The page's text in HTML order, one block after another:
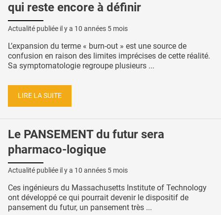
qui reste encore à définir
Actualité publiée il y a 10 années 5 mois
L’expansion du terme « burn-out » est une source de
confusion en raison des limites imprécises de cette réalité.
Sa symptomatologie regroupe plusieurs ...
LIRE LA SUITE
Le PANSEMENT du futur sera
pharmaco-logique
Actualité publiée il y a 10 années 5 mois
Ces ingénieurs du Massachusetts Institute of Technology
ont développé ce qui pourrait devenir le dispositif de
pansement du futur, un pansement très ...